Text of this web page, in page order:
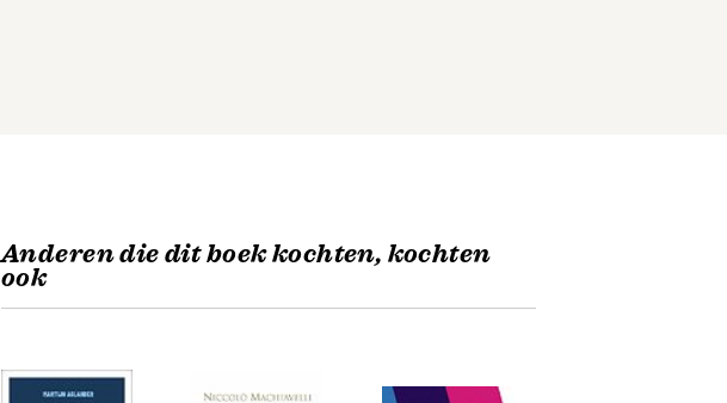
Anderen die dit boek kochten, kochten
ook